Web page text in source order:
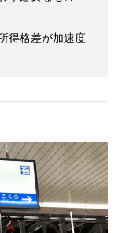
得格差が加速度